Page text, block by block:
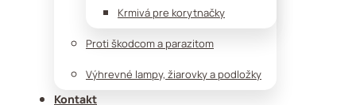
Krmivá pre korytnačky
Proti škodcom a parazitom
Výhrevné lampy, žiarovky a podložky
Kontakt